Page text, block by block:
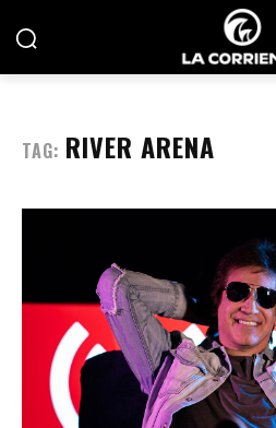
TAG: RIVER ARENA